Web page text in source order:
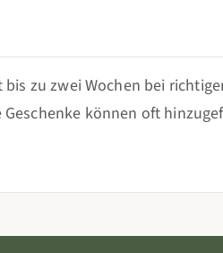
bis zu zwei Wochen bei
können oft